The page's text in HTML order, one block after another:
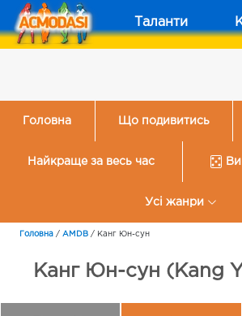
Таланти
Головна Що подивитись
Найкраще за весь час
Усі жанри
Головна / AMDB / Канг Юн-сун
Канг Юн-сун (Kang